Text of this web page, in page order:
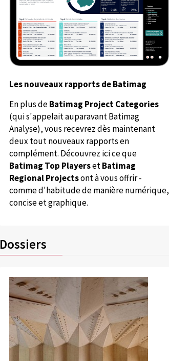
Les nouveaux rapports de Batimag
En plus deBatimag Project Categories
(qui s'appelait auparavant Batimag
Analyse), vous recevrez dès maintenant
deux tout nouveaux rapports en
complément. Découvrez ici ce que
Batimag Top PlayersetBatimag
Regional Projectsont à vous offrir -
comme d'habitude de manière numérique,
concise et graphique.
Dossiers